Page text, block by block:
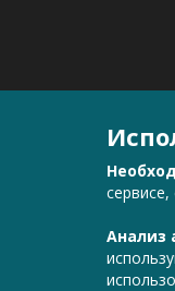
Анализ